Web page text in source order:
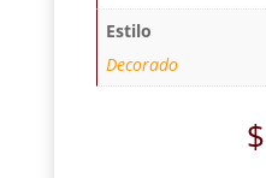
Estilo
Decorado
$